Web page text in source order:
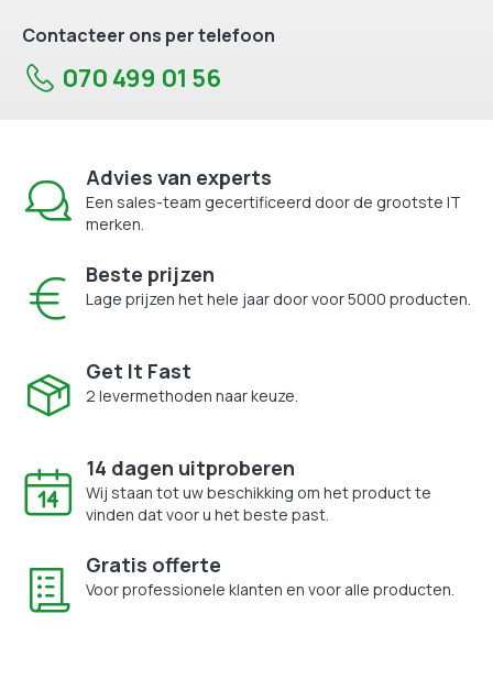
Contacteer ons per telefoon
070 499 01 56
Advies van experts
Een sales-team gecertificeerd door de grootste IT
merken.
Beste prijzen
Lage prijzen het hele jaar door voor 5000 producten.
Get It Fast
2 levermethoden naar keuze.
14 dagen uitproberen
Wij staan tot uw beschikking om het product te
vinden dat voor u het beste past.
Gratis offerte
Voor professionele klanten en voor alle producten.